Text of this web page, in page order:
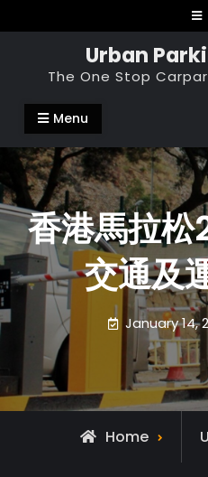
to
Urban
The One Stop
Menu
香港馬拉
交通及
January 14,
Home